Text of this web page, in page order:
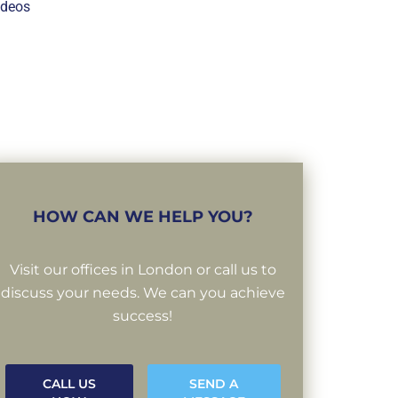
HOW CAN WE HELP YOU?
Visit our offices in London or call us to
discuss your needs. We can you achieve
success!
CALL US
SEND A